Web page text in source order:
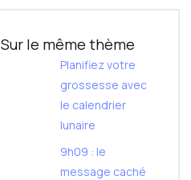
Sur le même thème
Planifiez votre
grossesse avec
le calendrier
lunaire
9h09 : le
message caché